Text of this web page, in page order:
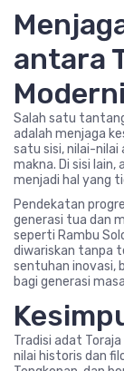
antara
Salah satu
adalah menjaga
satu sisi, nilai-
makna. Di sisi
menjadi hal yang
Pendekatan
generasi tua dan
seperti Rambu
diwariskan tanpa
sentuhan inovasi,
bagi generasi
Tradisi adat
nilai historis dan